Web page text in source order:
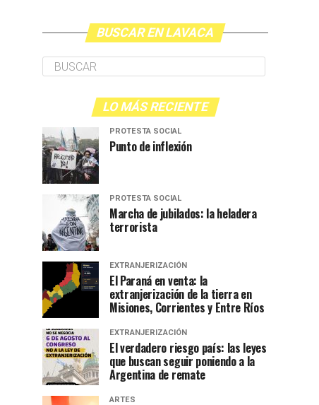
BUSCAR EN LAVACA
LO MÁS RECIENTE
PROTESTA SOCIAL
Punto de inflexión
PROTESTA SOCIAL
Marcha de jubilados: la heladera
terrorista
EXTRANJERIZACIÓN
El Paraná en venta: la
extranjerización de la tierra en
Misiones, Corrientes y Entre Ríos
EXTRANJERIZACIÓN
El verdadero riesgo país: las leyes
que buscan seguir poniendo a la
Argentina de remate
ARTES